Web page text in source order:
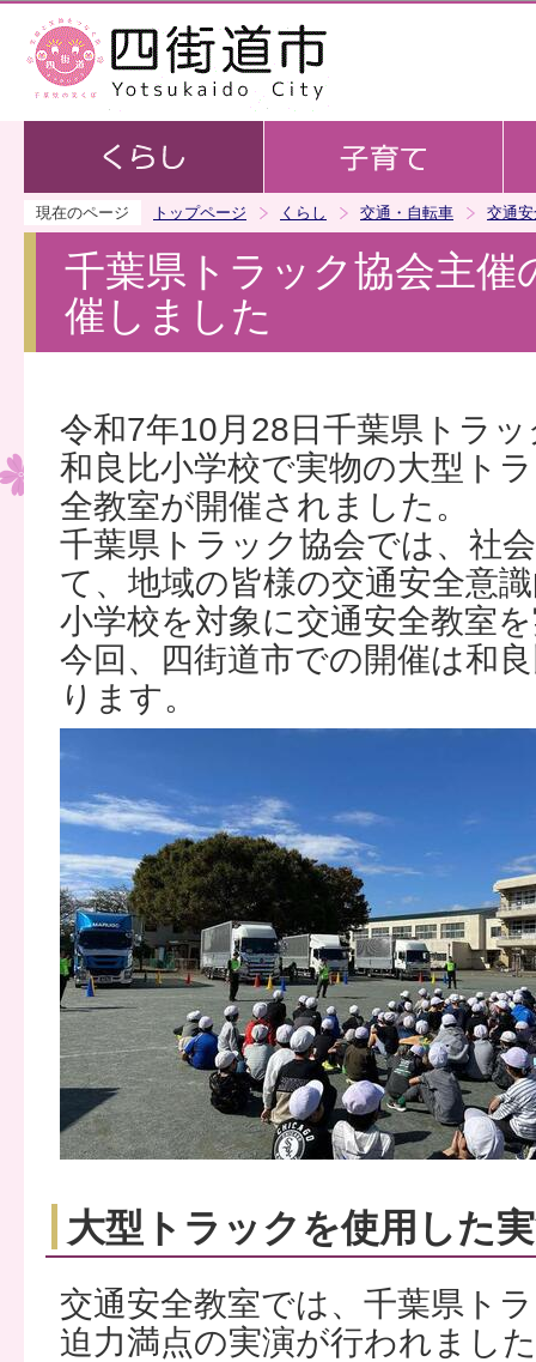
現在のページ トップページ くらし 交通・自転車 交通
千葉県トラック協会主催
催しました
令和7年10月28日千葉県トラ
和良比小学校で実物の大型ト
全教室が開催されました。
千葉県トラック協会では、社
て、地域の皆様の交通安全意
小学校を対象に交通安全教室
今回、四街道市での開催は和
ります。
大型トラックを使用した
交通安全教室では、千葉県ト
迫力満点の実演が行われまし